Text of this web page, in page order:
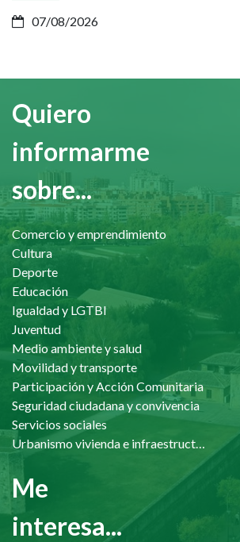
07/08/2026
Quiero
informarme
sobre...
Comercio y emprendimiento
Cultura
Deporte
Educación
Igualdad y LGTBI
Juventud
Medio ambiente y salud
Movilidad y transporte
Participación y Acción Comunitaria
Seguridad ciudadana y convivencia
Servicios sociales
Urbanismo vivienda e infraestructuras
Me
interesa...